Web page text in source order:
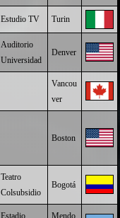
Estudio TV Turin
Auditorio
Universidad
Denver
Vancou
ver
Boston
Teatro
Colsubsidio
Bogotá
Estadio
Mendo